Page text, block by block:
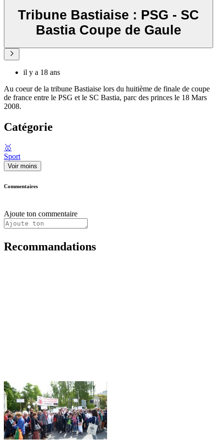
Tribune Bastiaise : PSG - SC
Bastia Coupe de Gaule
il y a 18 ans
Au coeur de la tribune Bastiaise lors du huitième de finale de coupe
de france entre le PSG et le SC Bastia, parc des princes le 18 Mars
2008.
Catégorie
🥇
Sport
Voir moins
Commentaires
Ajoute ton commentaire
Recommandations